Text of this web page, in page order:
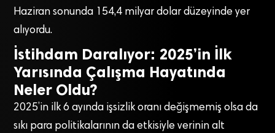
Haziran sonunda 154,4 milyar dolar düzeyinde yer
alıyordu.
İstihdam Daralıyor: 2025’in İlk
Yarısında Çalışma Hayatında
Neler Oldu?
2025’in ilk 6 ayında işsizlik oranı değişmemiş olsa da
sıkı para politikalarının da etkisiyle verinin alt